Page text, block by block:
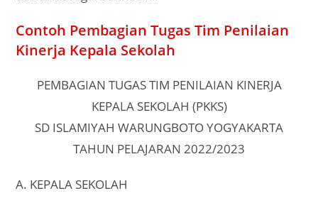
Contoh Pembagian Tugas Tim Penilaian
Kinerja Kepala Sekolah
PEMBAGIAN TUGAS TIM PENILAIAN KINERJA
KEPALA SEKOLAH (PKKS)
SD ISLAMIYAH WARUNGBOTO YOGYAKARTA
TAHUN PELAJARAN 2022/2023
A. KEPALA SEKOLAH